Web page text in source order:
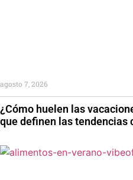
¿Cómo huelen las
que definen las tendencias
agosto 7, 2026